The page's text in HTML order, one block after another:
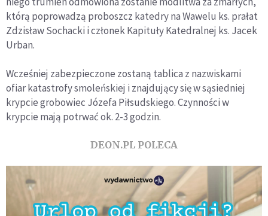
którą poprowadzą proboszcz katedry na Wawelu ks. prałat
Zdzisław Sochacki i członek Kapituły Katedralnej ks. Jacek
Urban.
Wcześniej zabezpieczone zostaną tablica z nazwiskami
ofiar katastrofy smoleńskiej i znajdujący się w sąsiedniej
krypcie grobowiec Józefa Piłsudskiego. Czynności w
krypcie mają potrwać ok. 2-3 godzin.
DEON.PL POLECA